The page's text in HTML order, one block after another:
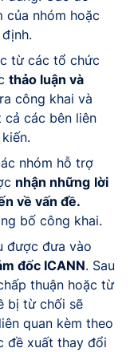
của nhóm hoặc
từ các tổ chức
thảo luận và
công khai và
cả các bên liên
nhóm hỗ trợ
nhận những lời
về vấn đề.
bố công khai.
được đưa vào
đốc ICANN. Sau
thuận hoặc từ
bị từ chối sẽ
quan kèm theo
đề xuất thay đổi